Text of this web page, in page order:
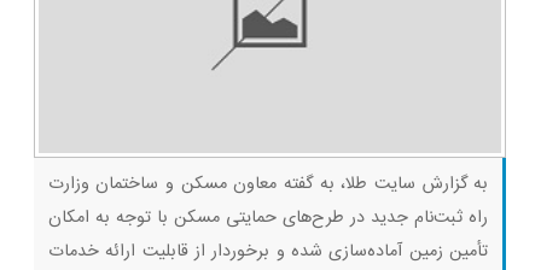
به گزارش سایت طلا، به گفته معاون مسکن و ساختمان وزارت
راه ثبت‌نام جدید در طرح‌های حمایتی مسکن با توجه به امکان
تأمین زمین آماده‌سازی شده و برخوردار از قابلیت ارائه خدمات